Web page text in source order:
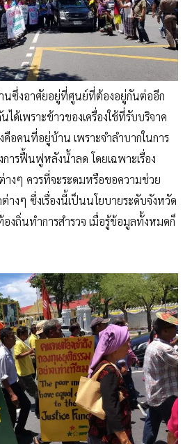
นซึ่งอาศัยอยู่ที่ศูนย์ที่ต้องอยู่กันต่ออีก
ด้เพราะข้าวของเครื่องใช้ที่รับบริจาค
อคนที่อยู่บ้าน เพราะจำลำบากในการ
ารฟื้นฟูหลังน้ำลด โดยเฉพาะเรื่อง
างๆ ควรที่จะระดมหรือขอความช่วย
างๆ ซึ่งเรื่องนี้เป็นนโยบายระดับจังหวัด
งถิ่นทำการสำรวจ เมื่อรู้ข้อมูลทั้งหมดก็